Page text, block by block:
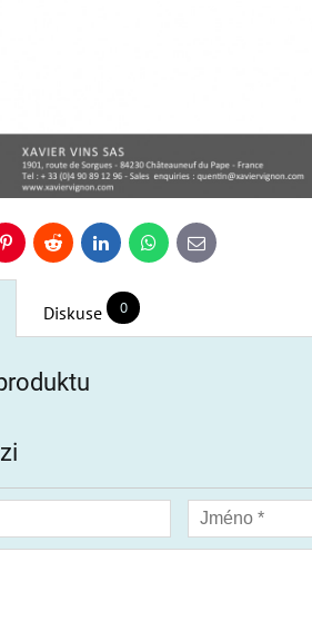
PinterestReddit LinkedInWhatsApp
E-
mail
Diskuse 0